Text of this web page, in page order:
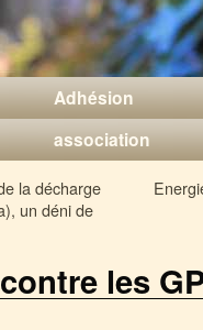
Adhésion
association
la décharge
un déni de
les